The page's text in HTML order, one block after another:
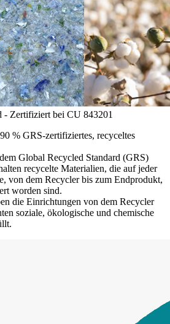
- Zertifiziert bei CU 843201
% GRS-zertifiziertes, recyceltes
Global Recycled Standard (GRS)
recycelte Materialien, die auf jeder
von dem Recycler bis zum Endprodukt,
worden sind.
die Einrichtungen von dem Recycler
soziale, ökologische und chemische